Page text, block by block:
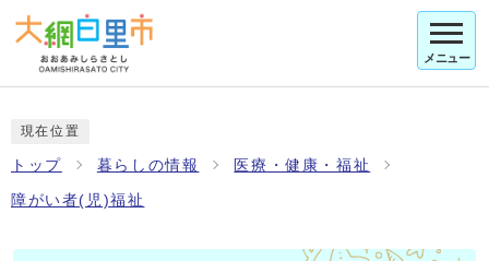
メニュー
現在位置
トップ 暮らしの情報 医療・健康・福祉
障がい者(児)福祉